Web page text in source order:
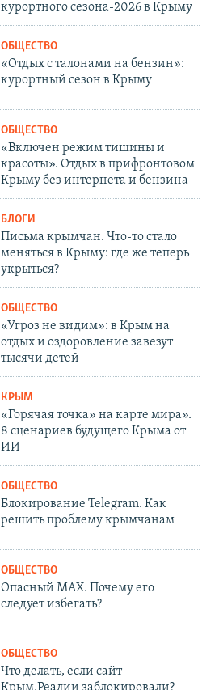
курортного сезона-2026 в Крыму
ОБЩЕСТВО
«Отдых с талонами на бензин»:
курортный сезон в Крыму
ОБЩЕСТВО
«Включен режим тишины и
красоты». Отдых в прифронтовом
Крыму без интернета и бензина
БЛОГИ
Письма крымчан. Что-то стало
меняться в Крыму: где же теперь
укрыться?
ОБЩЕСТВО
«Угроз не видим»: в Крым на
отдых и оздоровление завезут
тысячи детей
КРЫМ
«Горячая точка» на карте мира».
8 сценариев будущего Крыма от
ИИ
ОБЩЕСТВО
Блокирование Telegram. Как
решить проблему крымчанам
ОБЩЕСТВО
Опасный MAX. Почему его
следует избегать?
ОБЩЕСТВО
Что делать, если сайт